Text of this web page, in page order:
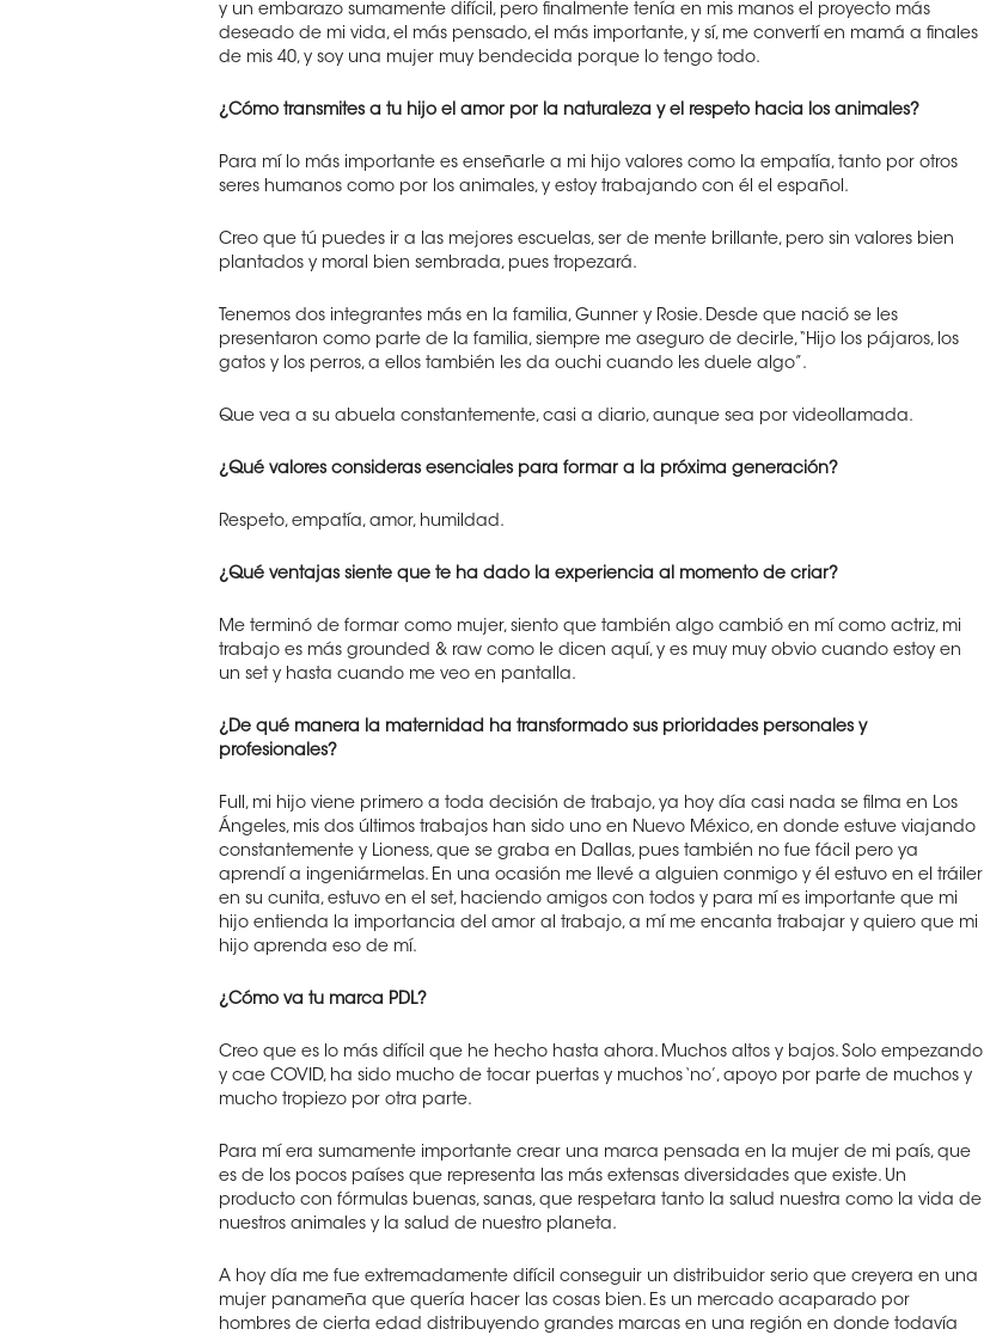
y un embarazo sumamente difícil, pero finalmente tenía en mis manos el proyecto más
deseado de mi vida, el más pensado, el más importante, y sí, me convertí en mamá a finales
de mis 40, y soy una mujer muy bendecida porque lo tengo todo.
¿Cómo transmites a tu hijo el amor por la naturaleza y el respeto hacia los animales?
Para mí lo más importante es enseñarle a mi hijo valores como la empatía, tanto por otros
seres humanos como por los animales, y estoy trabajando con él el español.
Creo que tú puedes ir a las mejores escuelas, ser de mente brillante, pero sin valores bien
plantados y moral bien sembrada, pues tropezará.
Tenemos dos integrantes más en la familia, Gunner y Rosie. Desde que nació se les
presentaron como parte de la familia, siempre me aseguro de decirle, “Hijo los pájaros, los
gatos y los perros, a ellos también les da ouchi cuando les duele algo”.
Que vea a su abuela constantemente, casi a diario, aunque sea por videollamada.
¿Qué valores consideras esenciales para formar a la próxima generación?
Respeto, empatía, amor, humildad.
¿Qué ventajas siente que te ha dado la experiencia al momento de criar?
Me terminó de formar como mujer, siento que también algo cambió en mí como actriz, mi
trabajo es más grounded & raw como le dicen aquí, y es muy muy obvio cuando estoy en
un set y hasta cuando me veo en pantalla.
¿De qué manera la maternidad ha transformado sus prioridades personales y
profesionales?
Full, mi hijo viene primero a toda decisión de trabajo, ya hoy día casi nada se filma en Los
Ángeles, mis dos últimos trabajos han sido uno en Nuevo México, en donde estuve viajando
constantemente y Lioness, que se graba en Dallas, pues también no fue fácil pero ya
aprendí a ingeniármelas. En una ocasión me llevé a alguien conmigo y él estuvo en el tráiler
en su cunita, estuvo en el set, haciendo amigos con todos y para mí es importante que mi
hijo entienda la importancia del amor al trabajo, a mí me encanta trabajar y quiero que mi
hijo aprenda eso de mí.
¿Cómo va tu marca PDL?
Creo que es lo más difícil que he hecho hasta ahora. Muchos altos y bajos. Solo empezando
y cae COVID, ha sido mucho de tocar puertas y muchos ‘no’, apoyo por parte de muchos y
mucho tropiezo por otra parte.
Para mí era sumamente importante crear una marca pensada en la mujer de mi país, que
es de los pocos países que representa las más extensas diversidades que existe. Un
producto con fórmulas buenas, sanas, que respetara tanto la salud nuestra como la vida de
nuestros animales y la salud de nuestro planeta.
A hoy día me fue extremadamente difícil conseguir un distribuidor serio que creyera en una
mujer panameña que quería hacer las cosas bien. Es un mercado acaparado por
hombres de cierta edad distribuyendo grandes marcas en una región en donde todavía